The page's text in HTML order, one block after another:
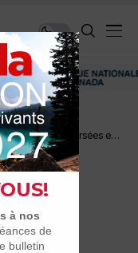
Montréal: Traversées en